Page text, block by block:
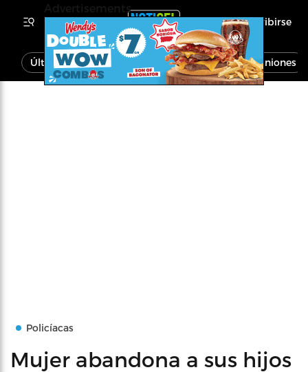
Inscribirse
Última Hora Noticias Economía Opiniones
Policíacas
Mujer abandona a sus hijos
Advertisements